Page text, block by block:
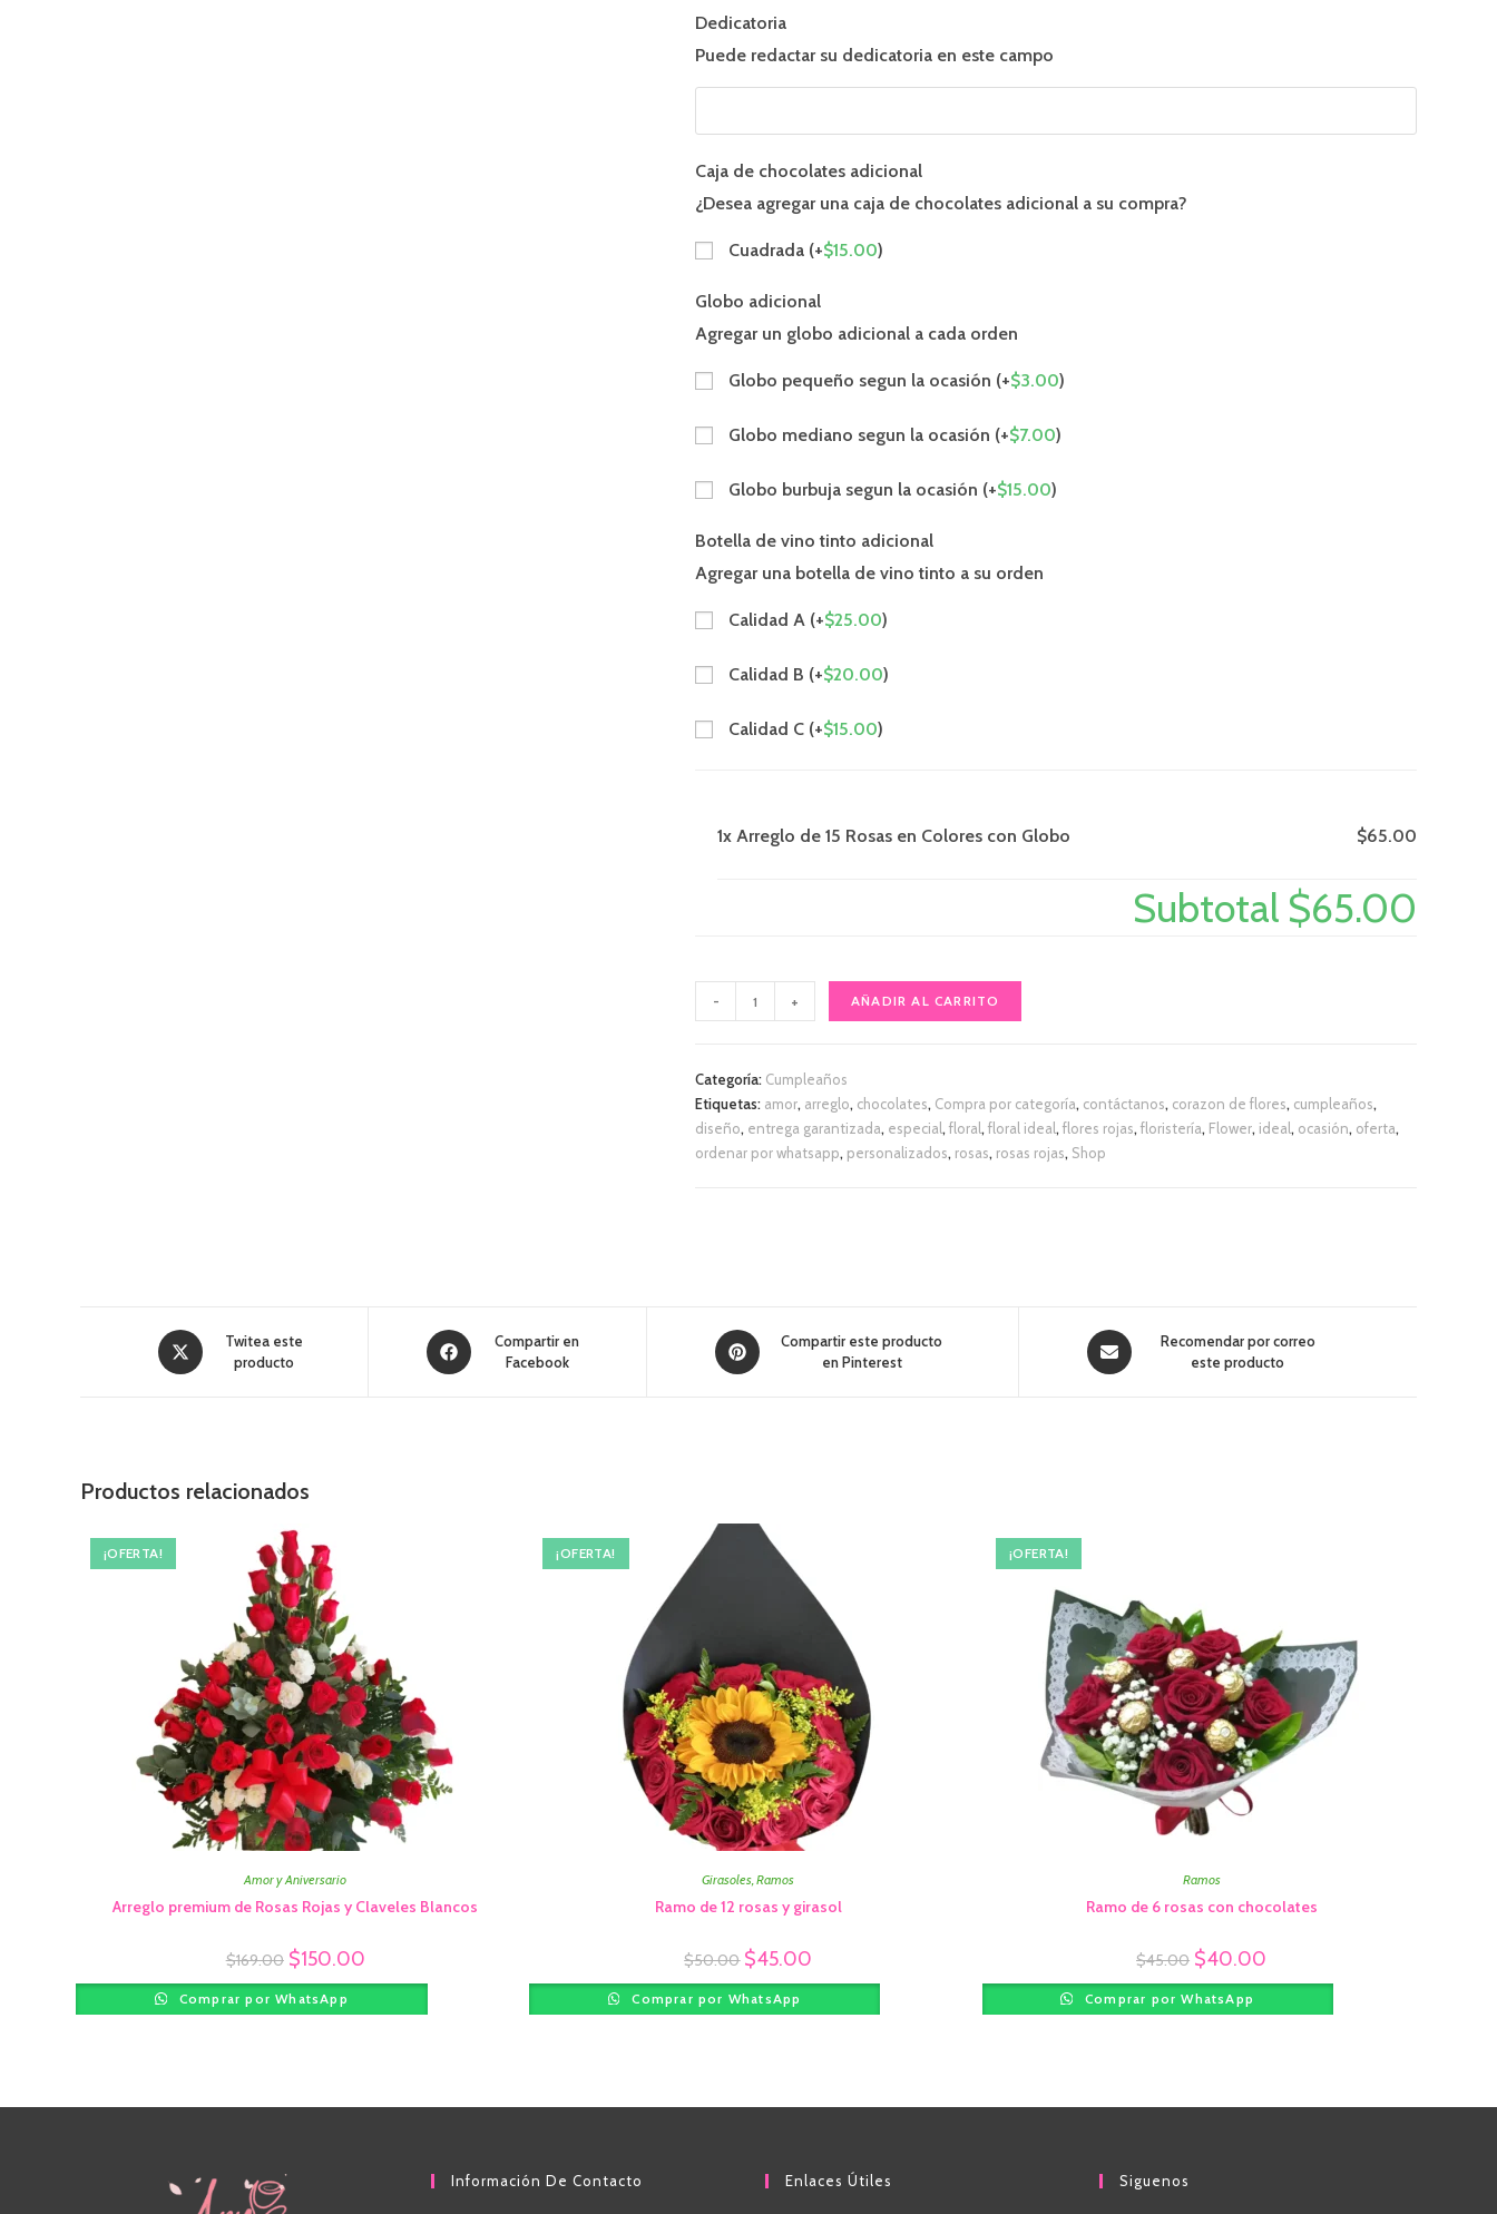
Dedicatoria
Puede redactar su dedicatoria en este campo
Caja de chocolates adicional
¿Desea agregar una caja de chocolates adicional a su compra?
Cuadrada (+$15.00)
Globo adicional
Agregar un globo adicional a cada orden
Globo pequeño segun la ocasión (+$3.00)
Globo mediano segun la ocasión (+$7.00)
Globo burbuja segun la ocasión (+$15.00)
Botella de vino tinto adicional
Agregar una botella de vino tinto a su orden
Calidad A (+$25.00)
Calidad B (+$20.00)
Calidad C (+$15.00)
1x Arreglo de 15 Rosas en Colores con Globo $65.00
Subtotal $65.00
- + AÑADIR AL CARRITO
Categoría: Cumpleaños
Etiquetas: amor, arreglo, chocolates, Compra por categoría, contáctanos, corazon de flores, cumpleaños,
diseño, entrega garantizada, especial , floral , floral ideal , flores rojas, floristería, Flower, ideal , ocasión, oferta,
ordenar por whatsapp, personalizados, rosas, rosas rojas, Shop
Twitea este
producto
Compartir en
Facebook
Compartir este producto
en Pinterest
Recomendar por correo
este producto
Productos relacionados
¡OFERTA!
Amor y Aniversario
Arreglo premium de Rosas Rojas y Claveles Blancos
$169.00 $150.00
Comprar por WhatsApp
¡OFERTA!
Girasoles,Ramos
Ramo de 12 rosas y girasol
$50.00 $45.00
Comprar por WhatsApp
¡OFERTA!
Ramos
Ramo de 6 rosas con chocolates
$45.00 $40.00
Comprar por WhatsApp
Información De Contacto Enlaces Útiles Siguenos